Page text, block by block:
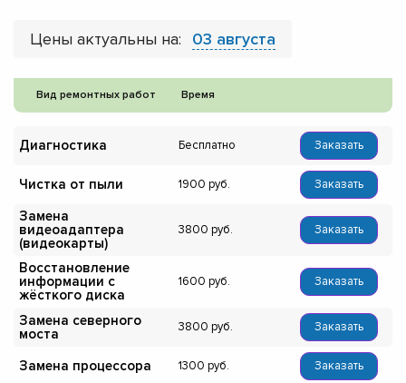
Цены актуальны на: 03 августа
Вид ремонтных работ Время
Диагностика Бесплатно Заказать
Чистка от пыли 1900 Заказать
Замена
видеоадаптера
(видеокарты)
3800 Заказать
Восстановление
информации с
жёсткого диска
1600 Заказать
Замена северного
моста
3800 Заказать
Замена процессора 1300 Заказать